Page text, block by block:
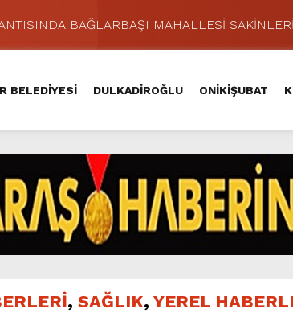
BAĞLARBAŞI MAHALLESİ
Dönüşüm Başladı.
Yol Yatırımını Tamamladı.
Nefes Kesti.
Asfalt Serimini Sürdürüyor.
Asfalta Hazırlıyor.
Katan Yol Yatırımı.
Nostalji Bir Aradaydı.
Alacak.
BELEDİYESİ DULKADİROĞLU ONİKİŞUBAT
, SAĞLIK, YEREL